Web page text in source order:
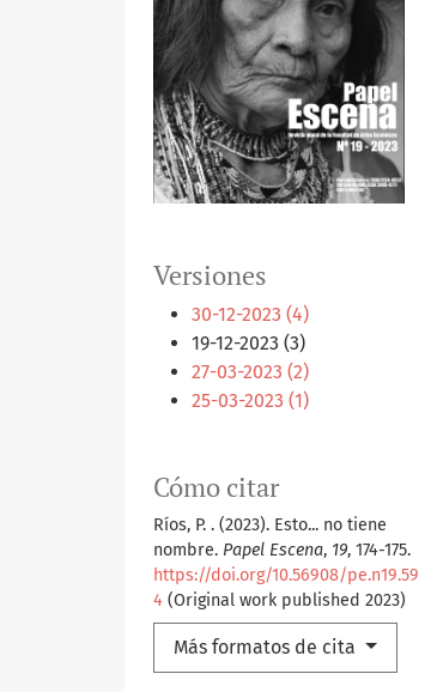
Versiones
30-12-2023 (4)
19-12-2023 (3)
27-03-2023 (2)
25-03-2023 (1)
Cómo citar
Ríos, P. . (2023). Esto... no tiene
nombre. Papel Escena, 19, 174-175.
https://doi.org/10.56908/pe.n19.59
4 (Original work published 2023)
Más formatos de cita